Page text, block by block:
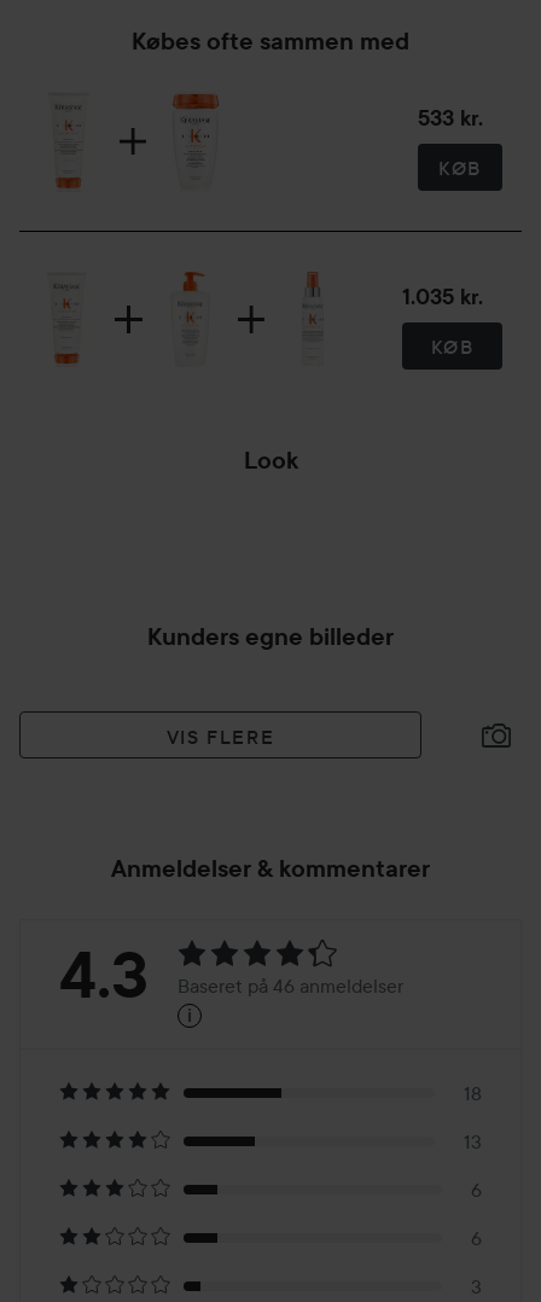
Købes ofte sammen med
533 kr.
KØB
1.035 kr.
KØB
Look
Kunders egne billeder
VIS FLERE
Anmeldelser & kommentarer
Bedømmelse:
Baseret
på
46
anmeldelser
4.3 Baseret på 46 anmeldelser
i
18
13
6
6
3